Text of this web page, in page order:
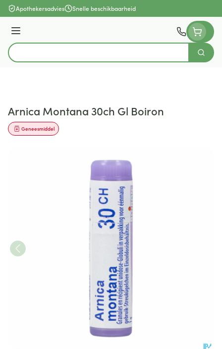
Ga naar de inhoud
Apothekersadvies Snelle beschikbaarheid
Menu
Product, merk, categorie...
Zoek
Arnica Montana 30ch Gl Boiron
Geneesmiddel